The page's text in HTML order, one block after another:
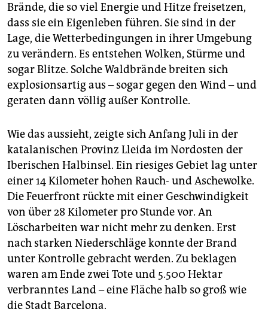
Brände, die so viel Energie und Hitze freisetzen,
dass sie ein Eigenleben führen. Sie sind in der
Lage, die Wetterbedingungen in ihrer Umgebung
zu verändern. Es entstehen Wolken, Stürme und
sogar Blitze. Solche Waldbrände breiten sich
explosionsartig aus – sogar gegen den Wind – und
geraten dann völlig außer Kontrolle.
Wie das aussieht, zeigte sich Anfang Juli in der
katalanischen Provinz Lleida im Nordosten der
Iberischen Halbinsel. Ein riesiges Gebiet lag unter
einer 14 Kilometer hohen Rauch- und Aschewolke.
Die Feuerfront rückte mit einer Geschwindigkeit
von über 28 Kilometer pro Stunde vor. An
Löscharbeiten war nicht mehr zu denken. Erst
nach starken Niederschläge konnte der Brand
unter Kontrolle gebracht werden. Zu beklagen
waren am Ende zwei Tote und 5.500 Hektar
verbranntes Land – eine Fläche halb so groß wie
die Stadt Barcelona.